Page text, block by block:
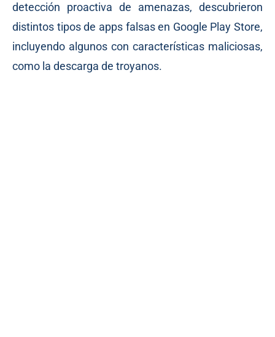
detección proactiva de amenazas, descubrieron
distintos tipos de apps falsas en Google Play Store,
incluyendo algunos con características maliciosas,
como la descarga de troyanos.